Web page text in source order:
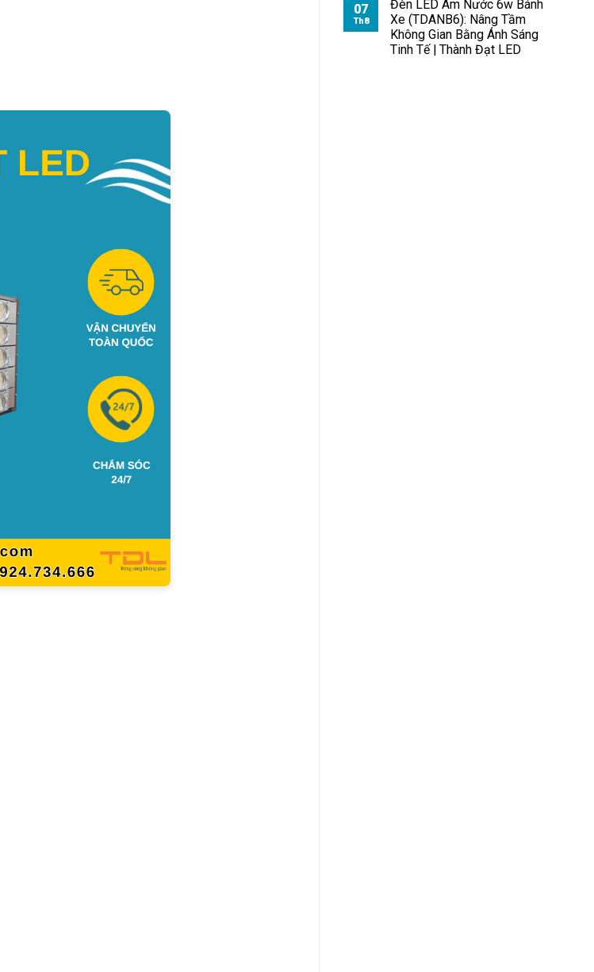
07
Th8
Đèn LED Âm Nước 6w Bánh
Xe (TDANB6): Nâng Tầm
Không Gian Bằng Ánh Sáng
Tinh Tế | Thành Đạt LED